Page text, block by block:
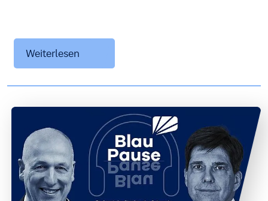
Weiterlesen